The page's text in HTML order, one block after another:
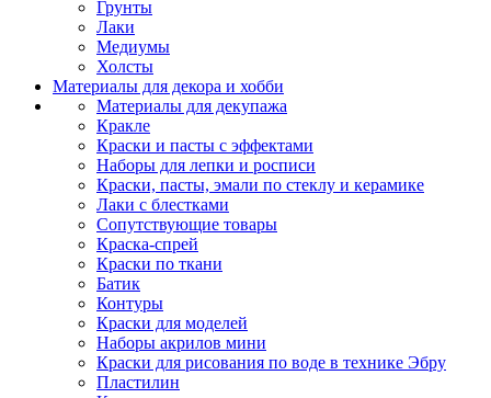
Грунты
Лаки
Медиумы
Холсты
Материалы для декора и хобби
Материалы для декупажа
Кракле
Краски и пасты с эффектами
Наборы для лепки и росписи
Краски, пасты, эмали по стеклу и керамике
Лаки с блестками
Сопутствующие товары
Краска-спрей
Краски по ткани
Батик
Контуры
Краски для моделей
Наборы акрилов мини
Краски для рисования по воде в технике Эбру
Пластилин